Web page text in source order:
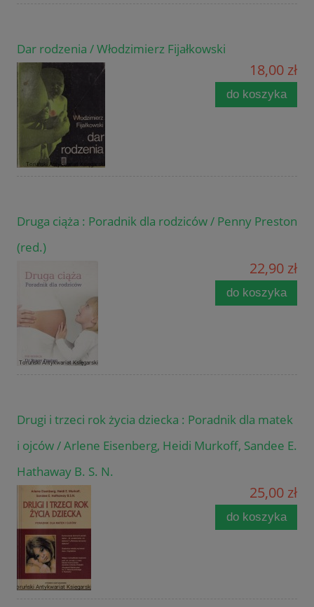
Dar rodzenia / Włodzimierz Fijałkowski
18,00 zł
do koszyka
Druga ciąża : Poradnik dla rodziców / Penny Preston
(red.)
22,90 zł
do koszyka
Drugi i trzeci rok życia dziecka : Poradnik dla matek
i ojców / Arlene Eisenberg, Heidi Murkoff, Sandee E.
Hathaway B. S. N.
25,00 zł
do koszyka